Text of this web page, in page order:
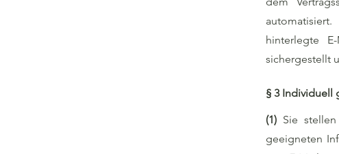
hinterlegte
sichergestellt
§ 3 Individuell
(1) Sie
geeigneten